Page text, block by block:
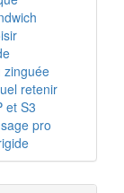
zinguée
retenir
et S3
pro